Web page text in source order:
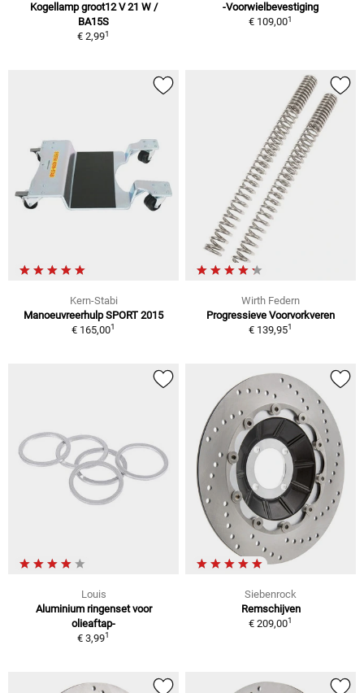
Kogellamp groot12 V 21 W /
BA15S
€ 2,991
-Voorwielbevestiging
€ 109,001
Kern-Stabi
Manoeuvreerhulp SPORT 2015
€ 165,001
Wirth Federn
Progressieve Voorvorkveren
€ 139,951
Louis
Aluminium ringenset voor
olieaftap-
€ 3,991
Siebenrock
Remschijven
€ 209,001